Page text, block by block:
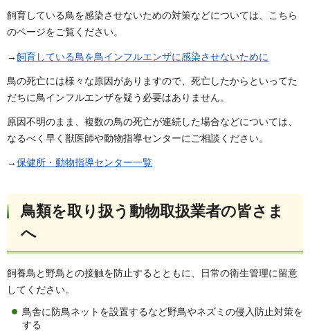
飼育している鳥を感染させないための対策などについては、こちら
のページをご覧ください。
→飼育している鳥を鳥インフルエンザに感染させないために
鳥の死亡には様々な原因がありますので、死亡したからといってた
だちに鳥インフルエンザを疑う必要はありません。
原因不明のまま、複数の鳥の死亡が連続した場合などについては、
なるべく早く獣医師や動物指導センターにご相談ください。
→保健所・動物指導センター一覧
鳥類を取り扱う動物取扱業者の皆さま
へ
飼養鳥と野鳥との接触を防止するとともに、日常の衛生管理に留意
してください。
鳥舎に防鳥ネットを設置するなど野鳥やネズミの侵入防止対策を
する